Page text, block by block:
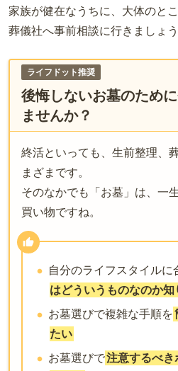
家族が健在なうちに、大体のと
葬儀社へ事前相談に行きましょう
ライフドット推奨
後悔しないお墓のため
ませんか？
終活といっても、生前整理、
まざまです。
そのなかでも「お墓」は、一
買い物ですね。
自分のライフスタイルに
はどういうものなのか知
お墓選びで複雑な手順を
たい
お墓選びで注意するべき